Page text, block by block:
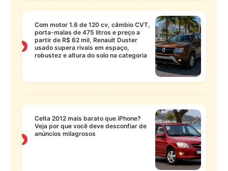
❯
Com motor 1.6 de 120 cv, câmbio CVT,
porta-malas de 475 litros e preço a
partir de R$ 62 mil, Renault Duster
usado supera rivais em espaço,
robustez e altura do solo na categoria
❯
Celta 2012 mais barato que iPhone?
Veja por que você deve desconfiar de
anúncios milagrosos